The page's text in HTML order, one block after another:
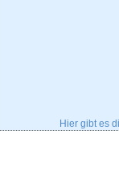
Hier gibt es